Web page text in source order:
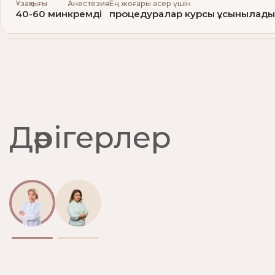
Ұзақтығы
40-60 мин
Анестезия
кремді
Ең жоғары әсер үшін
процедуралар курсы ұсынылады
Дәрігерлер